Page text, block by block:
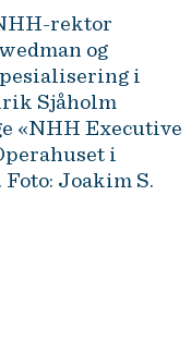
rektor
og
i
Sjåholm
«NHH Executive
i
Joakim S.